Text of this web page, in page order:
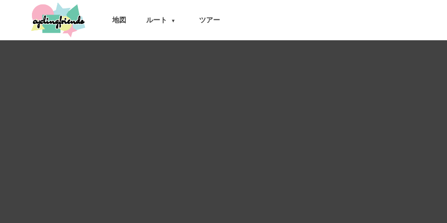
cyclingfriends 地図 ルート ▾ ツアー